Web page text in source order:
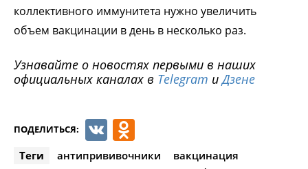
коллективного иммунитета нужно увеличить
объем вакцинации в день в несколько раз.
Узнавайте о новостях первыми в наших
официальных каналах в Telegram иДзене
ПОДЕЛИТЬСЯ: VK
Теги антипрививочники
вакцинация